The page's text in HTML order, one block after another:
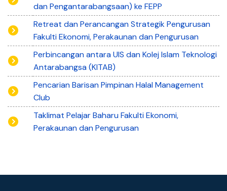
dan Pengantarabangsaan) ke FEPP
Retreat dan Perancangan Strategik Pengurusan
Fakulti Ekonomi, Perakaunan dan Pengurusan
Perbincangan antara UIS dan Kolej Islam Teknologi
Antarabangsa (KITAB)
Pencarian Barisan Pimpinan Halal Management
Club
Taklimat Pelajar Baharu Fakulti Ekonomi,
Perakaunan dan Pengurusan